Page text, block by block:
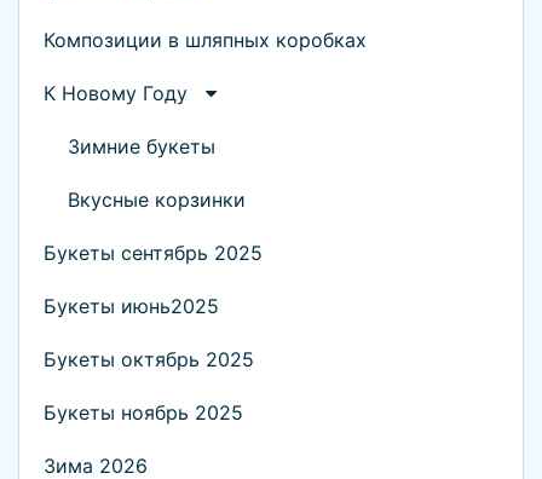
Композиции в шляпных коробках
К Новому Году
Зимние букеты
Вкусные корзинки
Букеты сентябрь 2025
Букеты июнь2025
Букеты октябрь 2025
Букеты ноябрь 2025
Зима 2026